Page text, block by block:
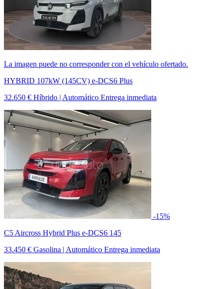
La imagen puede no corresponder con el vehículo ofertado.
HYBRID 107kW (145CV) e-DCS6 Plus
32.650 € Híbrido | Automático Entrega inmediata
-15%
C5 Aircross Hybrid Plus e-DCS6 145
33.450 € Gasolina | Automático Entrega inmediata